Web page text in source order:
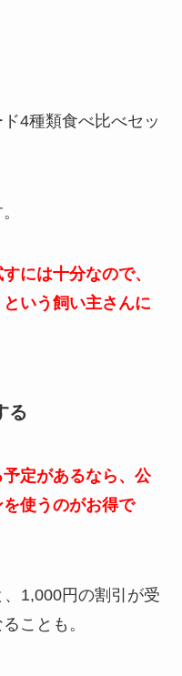
4種類食べ比べセッ
には十分なので、
いう飼い主さんに
る
定があるなら、公
使うのがお得で
、1,000円の割引が受
ことも。